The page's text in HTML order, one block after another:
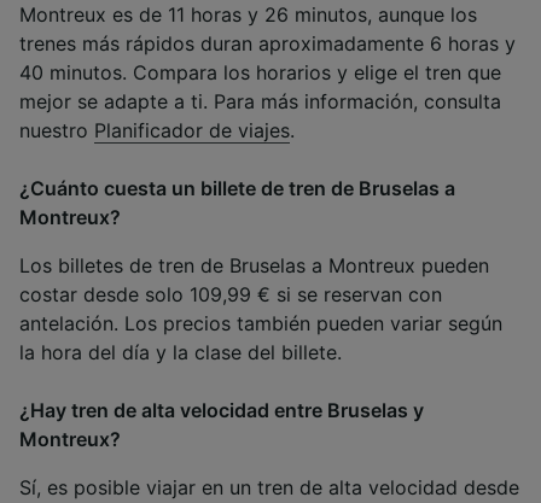
Montreux es de 11 horas y 26 minutos, aunque los
trenes más rápidos duran aproximadamente 6 horas y
40 minutos. Compara los horarios y elige el tren que
mejor se adapte a ti. Para más información, consulta
nuestro Planificador de viajes.
¿Cuánto cuesta un billete de tren de Bruselas a
Montreux?
Los billetes de tren de Bruselas a Montreux pueden
costar desde solo 109,99 € si se reservan con
antelación. Los precios también pueden variar según
la hora del día y la clase del billete.
¿Hay tren de alta velocidad entre Bruselas y
Montreux?
Sí, es posible viajar en un tren de alta velocidad desde